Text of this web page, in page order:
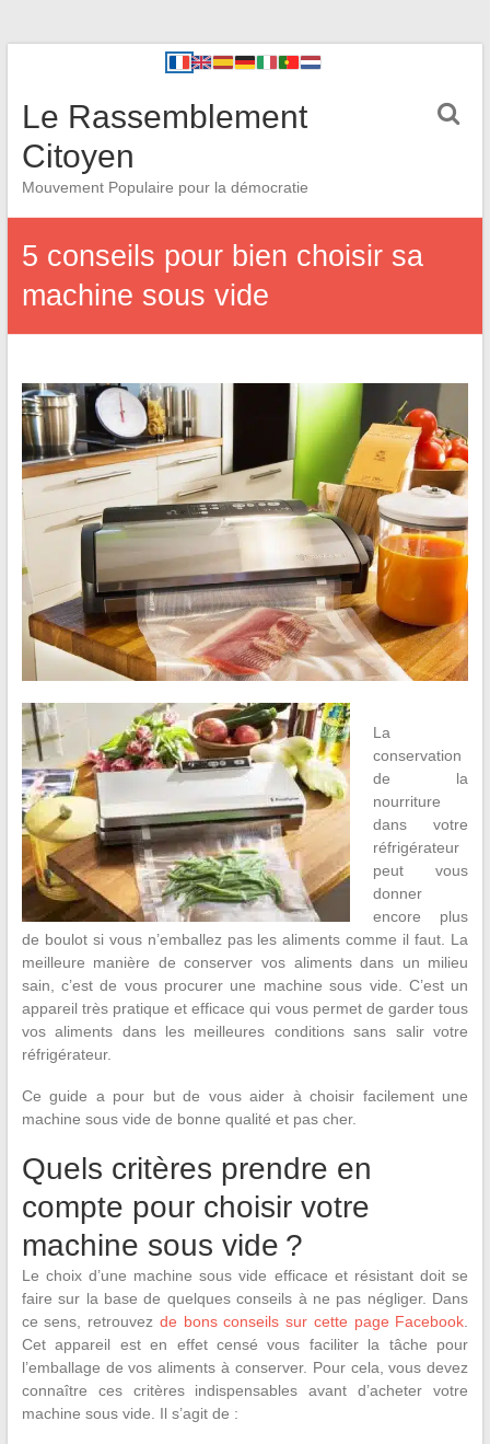
Le Rassemblement
Citoyen
Mouvement Populaire pour la démocratie
5 conseils pour bien choisir sa
machine sous vide
La
conservation
de la
nourriture
dans votre
réfrigérateur
peut vous
donner
encore plus
de boulot si vous n’emballez pas les aliments comme il faut. La
meilleure manière de conserver vos aliments dans un milieu
sain, c’est de vous procurer une machine sous vide. C’est un
appareil très pratique et efficace qui vous permet de garder tous
vos aliments dans les meilleures conditions sans salir votre
réfrigérateur.
Ce guide a pour but de vous aider à choisir facilement une
machine sous vide de bonne qualité et pas cher.
Quels critères prendre en
compte pour choisir votre
machine sous vide ?
Le choix d’une machine sous vide efficace et résistant doit se
faire sur la base de quelques conseils à ne pas négliger. Dans
ce sens, retrouvez de bons conseils sur cette page Facebook.
Cet appareil est en effet censé vous faciliter la tâche pour
l’emballage de vos aliments à conserver. Pour cela, vous devez
connaître ces critères indispensables avant d’acheter votre
machine sous vide. Il s’agit de :